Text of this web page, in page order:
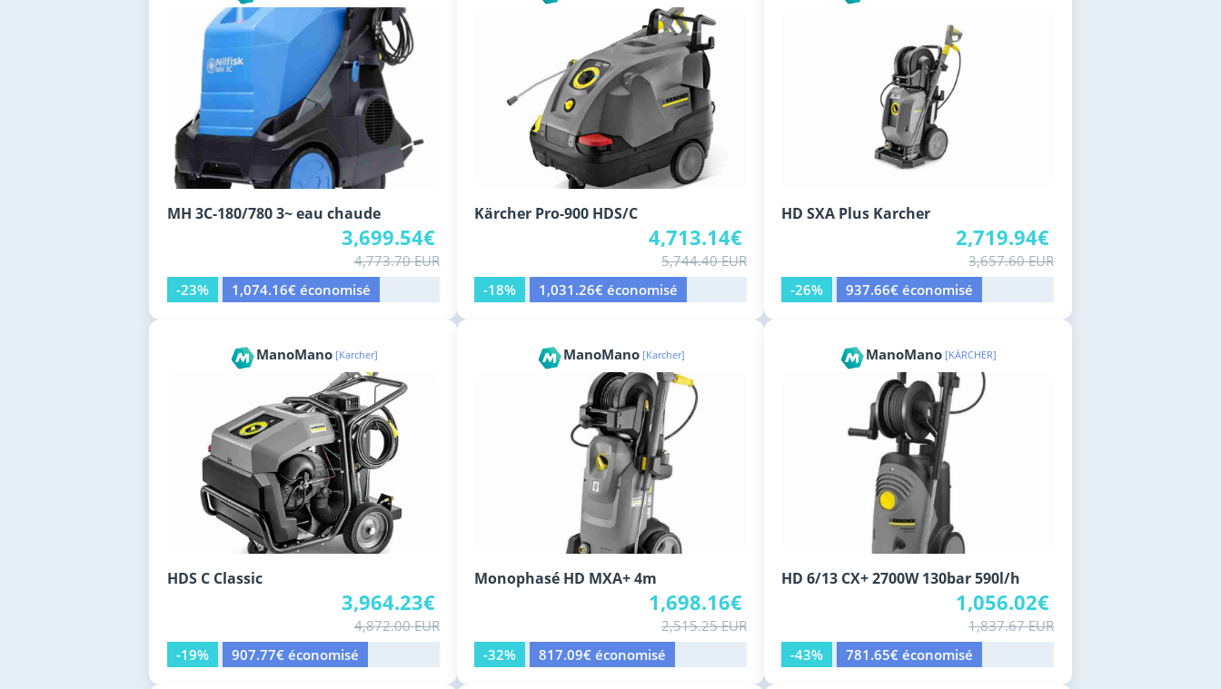
MH 3C-180/780 3~ eau chaude
3,699.54€
4,773.70 EUR
-23%
1,074.16€ économisé
Kärcher Pro-900 HDS/C
4,713.14€
5,744.40 EUR
-18%
1,031.26€ économisé
HD SXA Plus Karcher
2,719.94€
3,657.60 EUR
-26%
937.66€ économisé
ManoMano [Karcher]
HDS C Classic
3,964.23€
4,872.00 EUR
-19%
907.77€ économisé
ManoMano [Karcher]
Monophasé HD MXA+ 4m
1,698.16€
2,515.25 EUR
-32%
817.09€ économisé
ManoMano [KÄRCHER]
HD 6/13 CX+ 2700W 130bar 590l/h
1,056.02€
1,837.67 EUR
-43%
781.65€ économisé